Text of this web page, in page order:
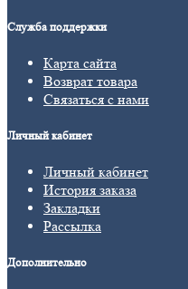
Служба поддержки
Карта сайта
Возврат товара
Связаться с нами
Личный кабинет
Личный кабинет
История заказа
Закладки
Рассылка
Дополнительно